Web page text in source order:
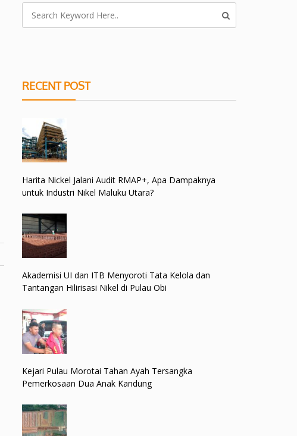
RECENT POST
Harita Nickel Jalani Audit RMAP+, Apa Dampaknya
untuk Industri Nikel Maluku Utara?
Akademisi UI dan ITB Menyoroti Tata Kelola dan
Tantangan Hilirisasi Nikel di Pulau Obi
Kejari Pulau Morotai Tahan Ayah Tersangka
Pemerkosaan Dua Anak Kandung